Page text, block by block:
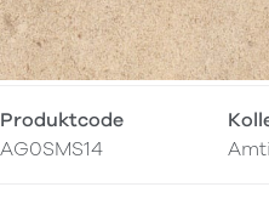
Produktcode
AG0SMS14